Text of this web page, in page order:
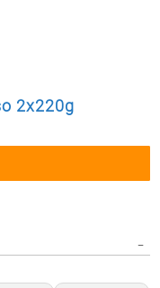
2x220g